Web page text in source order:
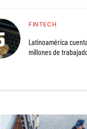
FINTECH
Latinoamérica
millones de